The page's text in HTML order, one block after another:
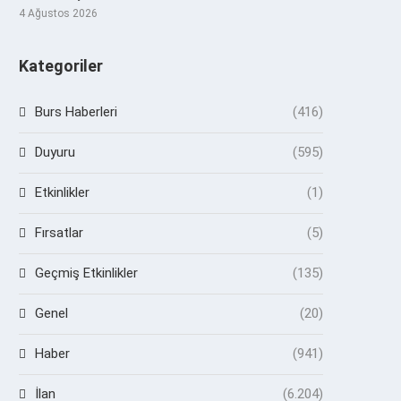
4 Ağustos 2026
Kategoriler
Burs Haberleri (416)
Duyuru (595)
Etkinlikler (1)
Fırsatlar (5)
Geçmiş Etkinlikler (135)
Genel (20)
Haber (941)
İlan (6.204)